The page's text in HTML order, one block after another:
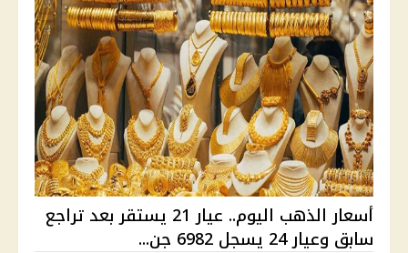
أسعار الذهب اليوم.. عيار 21 يستقر بعد تراجع
سابق وعيار 24 يسجل 6982 جن...